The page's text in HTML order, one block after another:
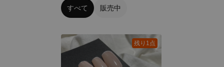
すべて 販売中
残り1点